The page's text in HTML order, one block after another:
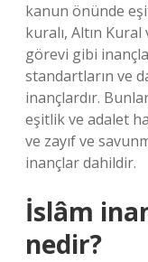
kanun önünde
kuralı, Altın Kural
görevi gibi
standartların ve
inançlardır.
eşitlik ve adalet
ve zayıf ve
inançlar dahildir.
İslâm
nedir?